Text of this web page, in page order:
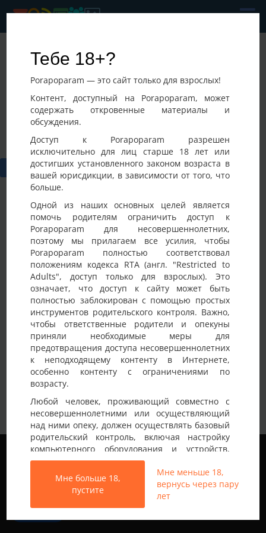
Тебе 18+?
Porapoparam — это сайт только для взрослых!
Контент, доступный на Porapoparam, может
содержать откровенные материалы и
обсуждения.
Доступ к Porapoparam разрешен
исключительно для лиц старше 18 лет или
достигших установленного законом возраста в
вашей юрисдикции, в зависимости от того, что
больше.
Одной из наших основных целей является
помочь родителям ограничить доступ к
Porapoparam для несовершеннолетних,
поэтому мы прилагаем все усилия, чтобы
Porapoparam полностью соответствовал
положениям кодекса RTA (англ. "Restricted to
Adults", доступ только для взрослых). Это
означает, что доступ к сайту может быть
полностью заблокирован с помощью простых
инструментов родительского контроля. Важно,
чтобы ответственные родители и опекуны
приняли необходимые меры для
предотвращения доступа несовершеннолетних
к неподходящему контенту в Интернете,
особенно контенту с ограничениями по
возрасту.
Любой человек, проживающий совместно с
несовершеннолетними или осуществляющий
над ними опеку, должен осуществлять базовый
родительский контроль, включая настройку
компьютерного оборудования и устройств,
установку программного обеспечения или
подключение услуг фильтрации от провайдера,
чтобы заблокировать доступ
несовершеннолетних к неподходящему
контенту.
Мне больше 18,
пустите
Мне меньше 18,
вернусь через пару
лет
Parasemya
05-08-2026 09:20
Украина, Харьков
Фото Активность
Детали анкеты
Имя на сайте
Parasemya
Возраст
35-40 лет
Страна
Украина
Город Полтава
или адекватную пару, ухоженные,
реальные, знаем что хотим, одинокие
парни НЕ интересуют
Все права защищены © 2013-2026
Свинг знакомства не только в Украине
Мы используем файлы cookie, чтобы обеспечить
наилучшее качество работы на нашем сайте.
Подробнее узнать о том, какие файлы cookie мы
используем, или отключить их можно в разделе